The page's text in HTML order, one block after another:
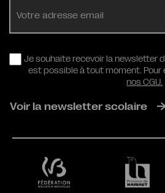
RGPD
Je souhaite recevoir la newsletter
est possible à tout moment. Pour
nos CGU.
Voir la newsletter scolaire